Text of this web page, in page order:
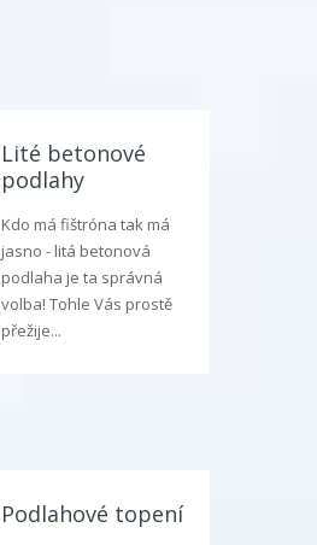
Lité betonové
podlahy
Kdo má fištróna tak má
jasno - litá betonová
podlaha je ta správná
volba! Tohle Vás prostě
přežije...
Podlahové topení